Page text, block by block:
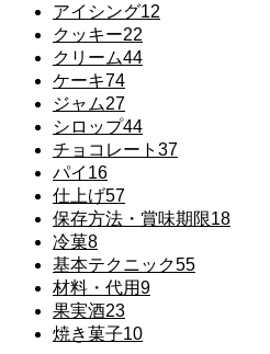
アイシング12
クッキー22
クリーム44
ケーキ74
ジャム27
シロップ44
チョコレート 37
パイ 16
仕上げ57
保存方法・賞味期限18
冷菓8
基本テクニック55
材料・代用9
果実酒23
焼き菓子10